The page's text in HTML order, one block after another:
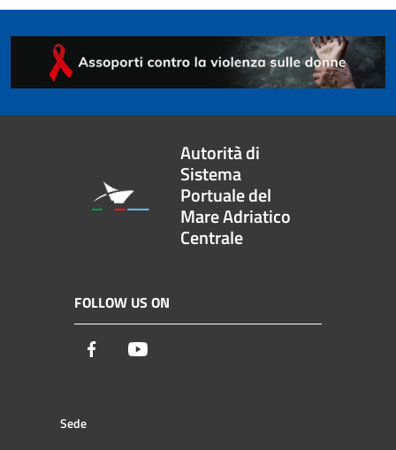
Autorità di
Sistema
Portuale del
Mare Adriatico
Centrale
FOLLOW US ON
Facebook
Sede